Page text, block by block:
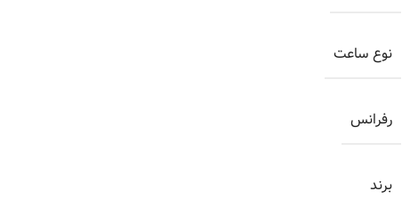
نوع ساعت
رفرانس
برند